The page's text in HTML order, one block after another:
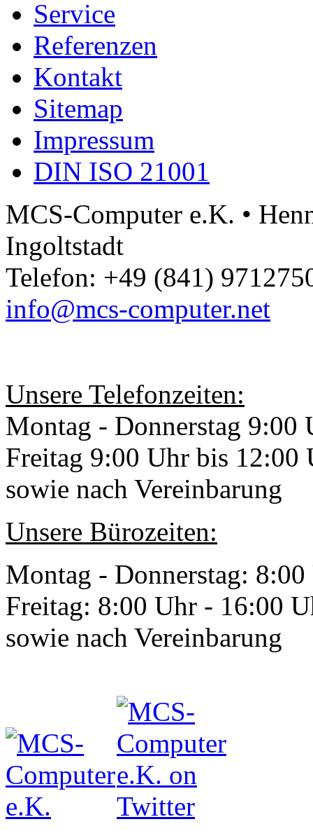
Service
Referenzen
Kontakt
Sitemap
Impressum
DIN ISO 21001
MCS-Computer e.K. •
Ingoltstadt
Telefon: +49 (841)
info@mcs-computer.net
Unsere Telefonzeiten:
Montag - Donnerstag
Freitag 9:00 Uhr bis 12:00
sowie nach Vereinbarung
Unsere Bürozeiten:
Montag - Donnerstag:
Freitag: 8:00 Uhr - 16:00
sowie nach Vereinbarung